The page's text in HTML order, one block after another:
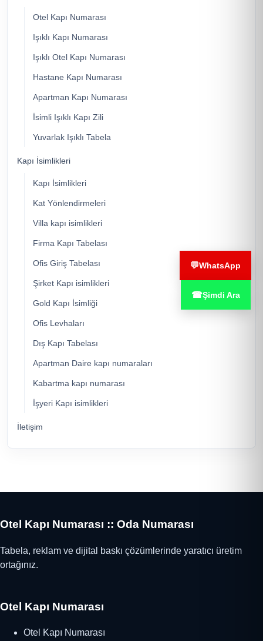
Otel Kapı Numarası
Işıklı Kapı Numarası
Işıklı Otel Kapı Numarası
Hastane Kapı Numarası
Apartman Kapı Numarası
İsimli Işıklı Kapı Zili
Yuvarlak Işıklı Tabela
Kapı İsimlikleri
Kapı İsimlikleri
Kat Yönlendirmeleri
Villa kapı isimlikleri
Firma Kapı Tabelası
Ofis Giriş Tabelası
Şirket Kapı isimlikleri
Gold Kapı İsimliği
Ofis Levhaları
Dış Kapı Tabelası
Apartman Daire kapı numaraları
Kabartma kapı numarası
İşyeri Kapı isimlikleri
İletişim
Otel Kapı Numarası :: Oda Numarası
Tabela, reklam ve dijital baskı çözümlerinde yaratıcı üretim
ortağınız.
Otel Kapı Numarası
Otel Kapı Numarası
💬WhatsApp
☎Şimdi Ara